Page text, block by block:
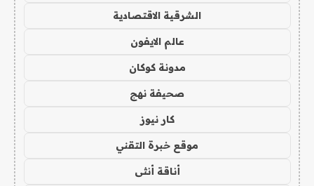
الشرقية الاقتصادية
عالم الايفون
مدونة كوكان
صحيفة نهج
كار نيوز
موقع خبرة التقني
أناقة أنثى